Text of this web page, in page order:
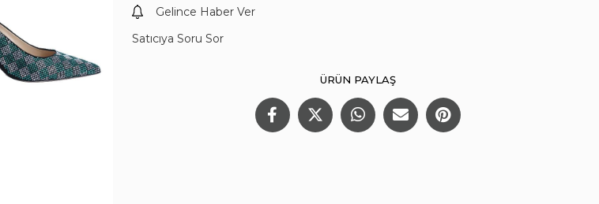
Gelince Haber Ver
Satıcıya Soru Sor
ÜRÜN PAYLAŞ